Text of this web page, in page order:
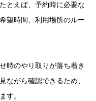
とえば、予約時に必要な
望時間、利用場所のルー
時のやり取りが落ち着き
ながら確認できるため、
す。